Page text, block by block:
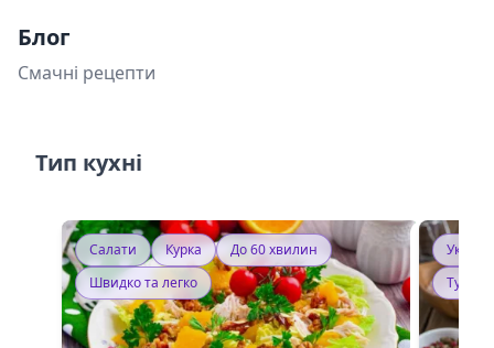
Блог
Смачні рецепти
Тип кухні
Салати Курка
До 60 хвилин
Швидко та легко